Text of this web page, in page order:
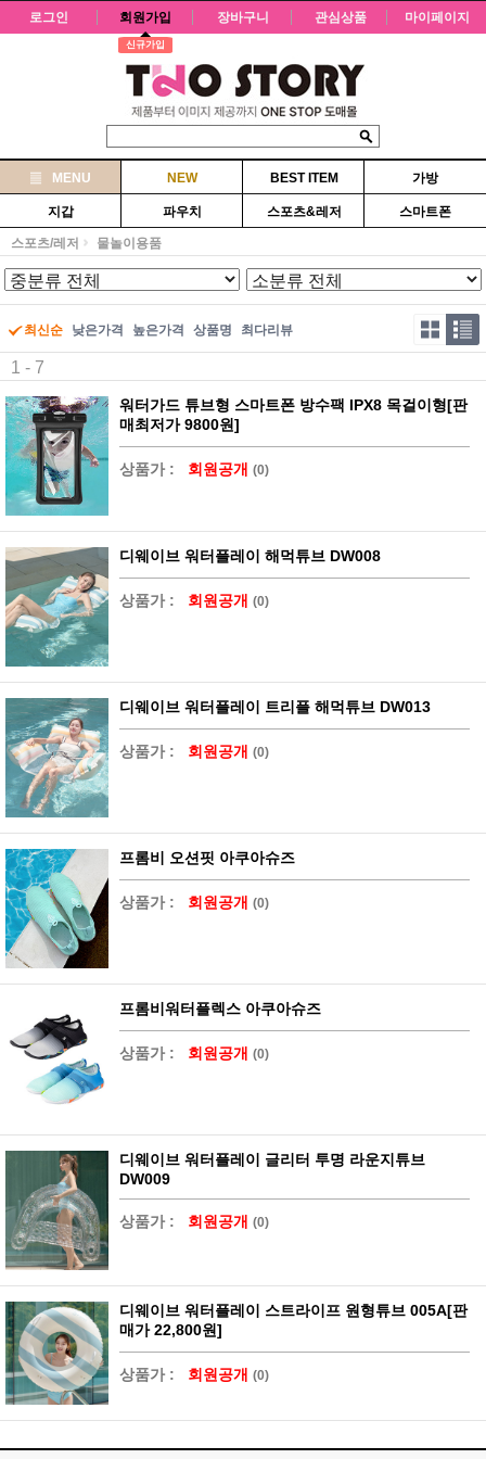
로그인 회원가입
신규가입
장바구니 관심상품 마이페이지
MENU NEW BEST ITEM 가방
지갑 파우치 스포츠&레저 스마트폰
스포츠/레저 물놀이용품
최신순 낮은가격 높은가격 상품명 최다리뷰
1 - 7
워터가드 튜브형 스마트폰 방수팩 IPX8 목걸이형[판
매최저가 9800원]
상품가 : 회원공개 (0)
디웨이브 워터플레이 해먹튜브 DW008
상품가 : 회원공개 (0)
디웨이브 워터플레이 트리플 해먹튜브 DW013
상품가 : 회원공개 (0)
프롬비 오션핏 아쿠아슈즈
상품가 : 회원공개 (0)
프롬비워터플렉스 아쿠아슈즈
상품가 : 회원공개 (0)
디웨이브 워터플레이 글리터 투명 라운지튜브
DW009
상품가 : 회원공개 (0)
디웨이브 워터플레이 스트라이프 원형튜브 005A[판
매가 22,800원]
상품가 : 회원공개 (0)